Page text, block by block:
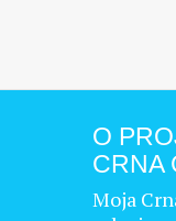
O
CRNA
Moja